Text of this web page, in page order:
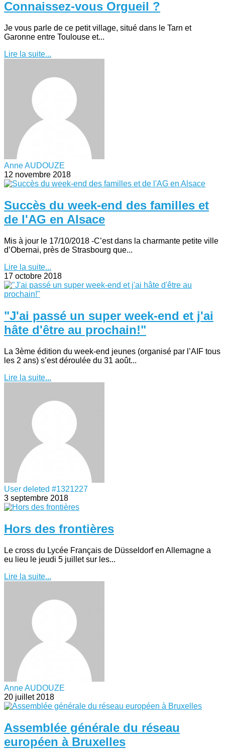
Connaissez-vous Orgueil ?
Je vous parle de ce petit village, situé dans le Tarn et
Garonne entre Toulouse et...
Lire la suite...
Anne AUDOUZE
12 novembre 2018
Succès du week-end des familles et
de l'AG en Alsace
Mis à jour le 17/10/2018 -C’est dans la charmante petite ville
d’Obernai, près de Strasbourg que...
Lire la suite...
17 octobre 2018
"J'ai passé un super week-end et j'ai
hâte d'être au prochain!"
La 3ème édition du week-end jeunes (organisé par l’AIF tous
les 2 ans) s’est déroulée du 31 août...
Lire la suite...
User deleted #1321227
3 septembre 2018
Hors des frontières
Le cross du Lycée Français de Düsseldorf en Allemagne a
eu lieu le jeudi 5 juillet sur les...
Lire la suite...
Anne AUDOUZE
20 juillet 2018
Assemblée générale du réseau
européen à Bruxelles